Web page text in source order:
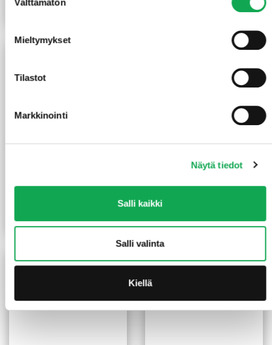
valinta
Välttämätön
Mieltymykset
Tilastot
Markkinointi
Näytä tiedot
Salli kaikki
Salli valinta
Kiellä
mm käsittelemätön mänty
Lue lisää
mm mänty
7,90
Lue lisää